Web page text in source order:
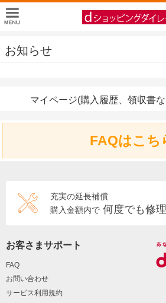
お知らせ
マイページ(購入履歴、領収書
FAQはこち
充実の延長補償
購入金額内で 何度でも修
お客さまサポート
FAQ
お問い合わせ
サービス利用規約